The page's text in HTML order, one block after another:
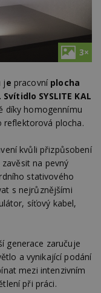
3×
je pracovní plocha
Svítidlo SYSLITE KAL
díky homogennímu
reflektorová plocha.
kvůli přizpůsobení
na pevný
stativového
s nejrůznějšími
síťový kabel,
generace zaručuje
a vynikající podání
mezi intenzivním
při práci.